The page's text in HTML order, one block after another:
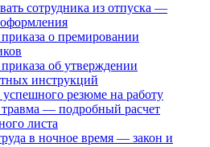
сотрудника из отпуска —
о премировании
об утверждении
инструкций
резюме на работу
— подробный расчет
листа
в ночное время — закон и